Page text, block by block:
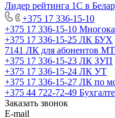
Лидер рейтинга 1С в
+375 17 336-15-10
+375 17 336-15-10
+375 17 336-15-25 ЛК БУХ
7141 ЛК для абонентов
+375 17 336-15-23 ЛК ЗУП
+375 17 336-15-24 ЛК УТ
+375 17 336-15-27 ЛК по
+375 44 722-72-49
Заказать звонок
E-mail